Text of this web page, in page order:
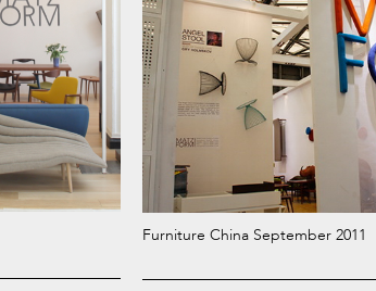
Furniture China September 2011